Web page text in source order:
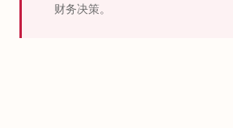
财务决策。